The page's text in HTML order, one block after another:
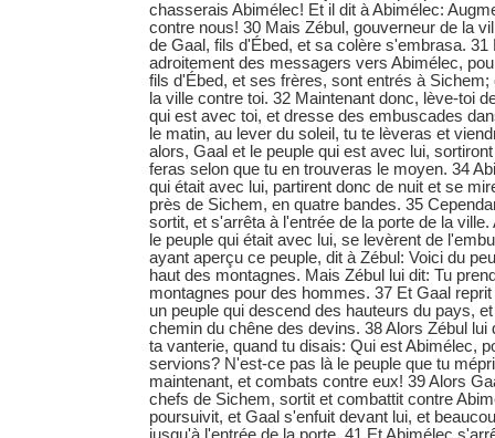
chasserais Abimélec! Et il dit à Abimélec:
contre nous! 30 Mais Zébul, gouverneur de la
de Gaal, fils d'Ébed, et sa colère s'embrasa. 31
adroitement des messagers vers Abimélec,
fils d'Ébed, et ses frères, sont entrés à
la ville contre toi. 32 Maintenant donc, lève-toi
qui est avec toi, et dresse des embuscades
le matin, au lever du soleil, tu te lèveras et
alors, Gaal et le peuple qui est avec lui,
feras selon que tu en trouveras le moyen. 34
qui était avec lui, partirent donc de nuit et se
près de Sichem, en quatre bandes. 35
sortit, et s'arrêta à l'entrée de la porte de la
le peuple qui était avec lui, se levèrent de
ayant aperçu ce peuple, dit à Zébul: Voici du
haut des montagnes. Mais Zébul lui dit: Tu
montagnes pour des hommes. 37 Et Gaal
un peuple qui descend des hauteurs du pays,
chemin du chêne des devins. 38 Alors Zébul lui
ta vanterie, quand tu disais: Qui est Abimélec,
servions? N'est-ce pas là le peuple que tu
maintenant, et combats contre eux! 39 Alors
chefs de Sichem, sortit et combattit contre
poursuivit, et Gaal s'enfuit devant lui, et